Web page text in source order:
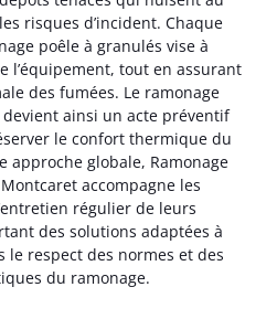
risques d’incident. Chaque
poêle à granulés vise à
l’équipement, tout en assurant
des fumées. Le ramonage
ainsi un acte préventif
le confort thermique du
approche globale, Ramonage
accompagne les
régulier de leurs
des solutions adaptées à
le respect des normes et des
du ramonage.